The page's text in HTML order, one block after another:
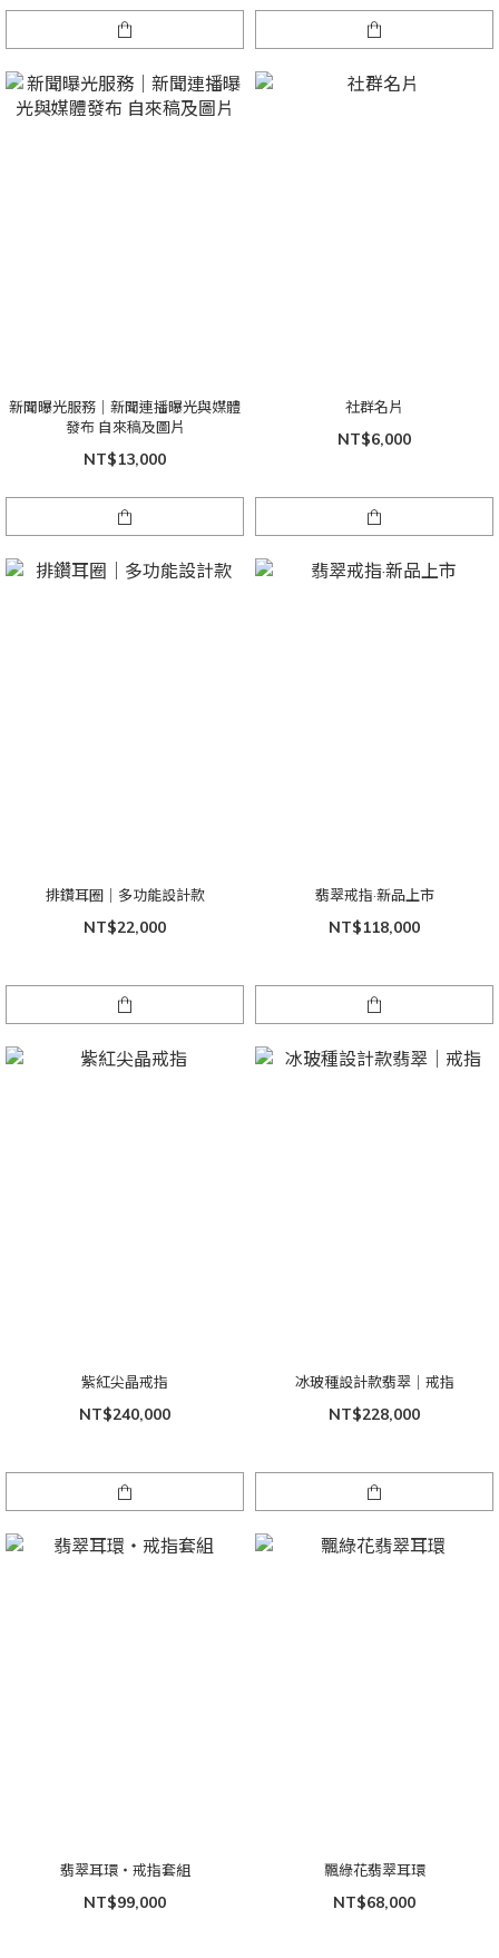
新聞曝光服務｜新聞連播曝光與媒體
發布 自來稿及圖片
NT$13,000
社群名片
NT$6,000
排鑽耳圈｜多功能設計款
NT$22,000
翡翠戒指·新品上市
NT$118,000
紫紅尖晶戒指
NT$240,000
冰玻種設計款翡翠｜戒指
NT$228,000
翡翠耳環・戒指套組
NT$99,000
飄綠花翡翠耳環
NT$68,000